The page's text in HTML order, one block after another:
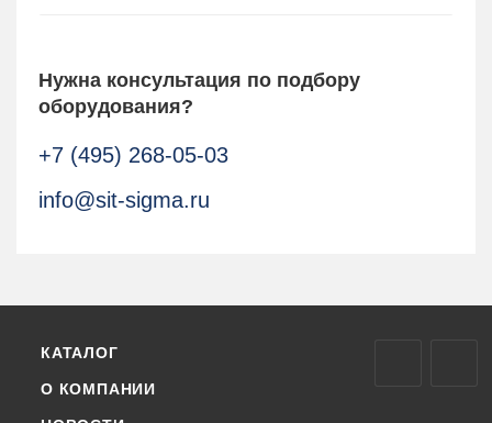
Нужна консультация по подбору
оборудования?
+7 (495) 268-05-03
info@sit-sigma.ru
КАТАЛОГ
О КОМПАНИИ